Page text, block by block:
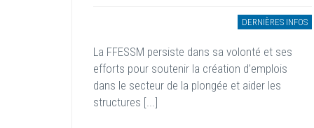
DERNIÈRES INFOS
La FFESSM persiste dans sa volonté et ses
efforts pour soutenir la création d’emplois
dans le secteur de la plongée et aider les
structures [...]